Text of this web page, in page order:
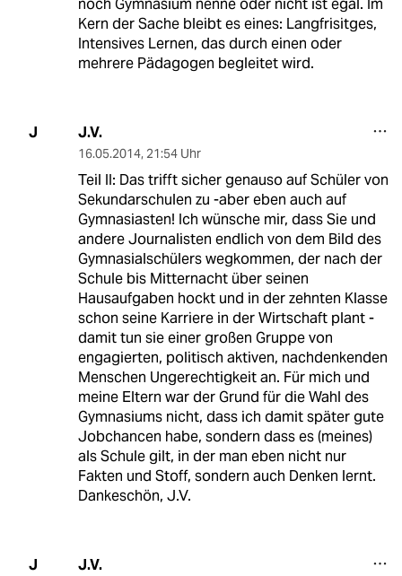
noch Gymnasium nenne oder nicht ist egal. Im
Kern der Sache bleibt es eines: Langfrisitges,
Intensives Lernen, das durch einen oder
mehrere Pädagogen begleitet wird.
J J.V.
16.05.2014, 21:54 Uhr
Teil II: Das trifft sicher genauso auf Schüler von
Sekundarschulen zu -aber eben auch auf
Gymnasiasten! Ich wünsche mir, dass Sie und
andere Journalisten endlich von dem Bild des
Gymnasialschülers wegkommen, der nach der
Schule bis Mitternacht über seinen
Hausaufgaben hockt und in der zehnten Klasse
schon seine Karriere in der Wirtschaft plant -
damit tun sie einer großen Gruppe von
engagierten, politisch aktiven, nachdenkenden
Menschen Ungerechtigkeit an. Für mich und
meine Eltern war der Grund für die Wahl des
Gymnasiums nicht, dass ich damit später gute
Jobchancen habe, sondern dass es (meines)
als Schule gilt, in der man eben nicht nur
Fakten und Stoff, sondern auch Denken lernt.
Dankeschön, J.V.
J J.V.